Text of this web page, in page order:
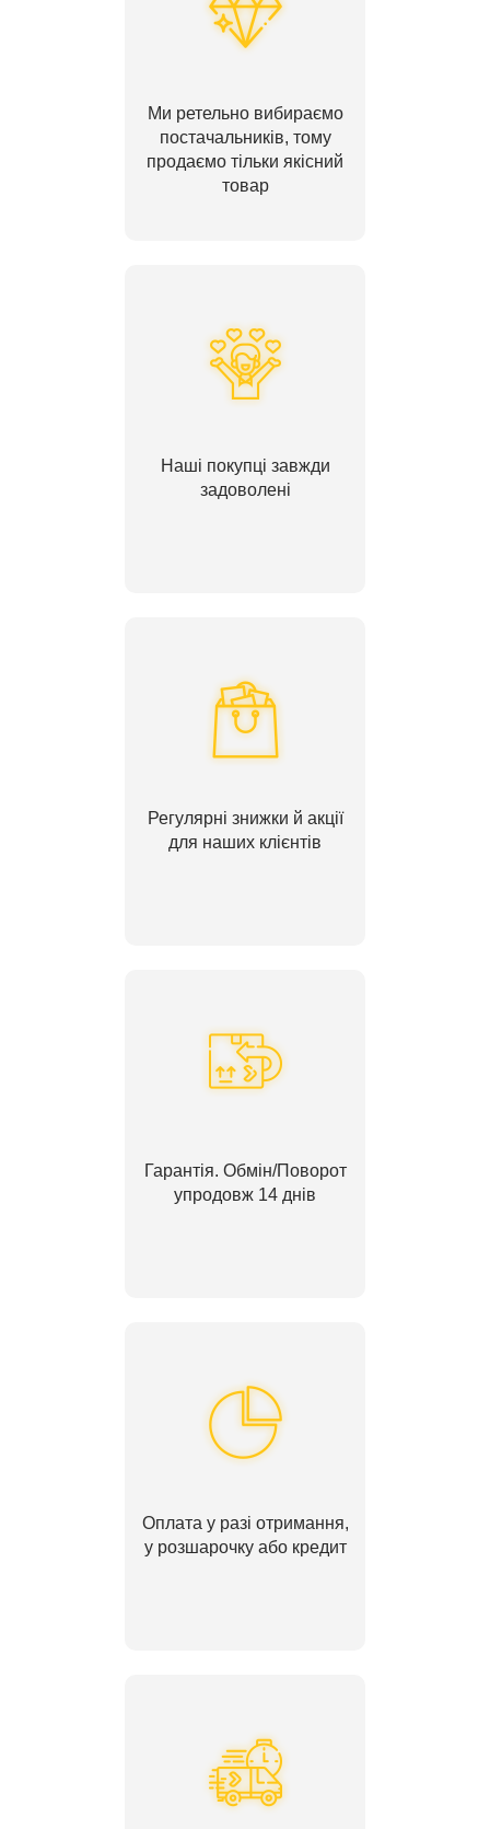
Ми ретельно вибираємо
постачальників, тому
продаємо тільки якісний
товар
Наші покупці завжди
задоволені
Регулярні знижки й акції
для наших клієнтів
Гарантія. Обмін/Поворот
упродовж 14 днів
Оплата у разі отримання,
у розшарочку або кредит